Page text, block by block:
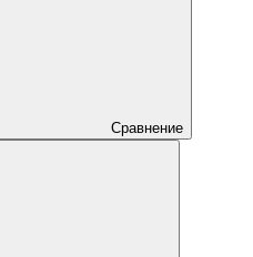
Сравнение